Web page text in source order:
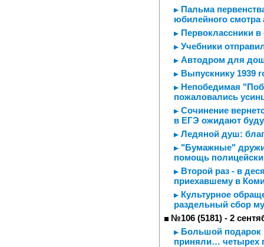
Пальма
юбилейного смотра
Первоклассники
Учебники
Автодром для
Выпускнику 1939
Непобедимая
пожаловались
Сочинение
в ЕГЭ ожидают
Ледяной душ:
"Бумажные"
помощь
Второй раз - в
приехавшему в
Культурное
раздельный сбор
№106 (5181) - 2
Большой подарок
приняли… четырех